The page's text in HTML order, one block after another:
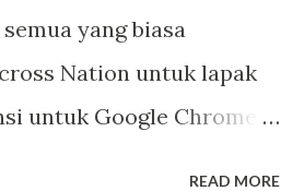
yang biasa
Nation untuk lapak
untuk Google Chrome,
READ MORE